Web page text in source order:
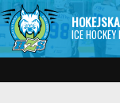
ICE HOCKEY